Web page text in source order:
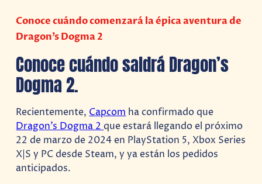
Conoce cuándo comenzará la épica aventura de
Dragon’s Dogma 2
Conoce cuándo saldrá Dragon’s
Dogma 2.
Recientemente, Capcom ha confirmado que
Dragon’s Dogma 2que estará llegando el próximo
22 de marzo de 2024 en PlayStation 5, Xbox Series
X|S y PC desde Steam, y ya están los pedidos
anticipados.